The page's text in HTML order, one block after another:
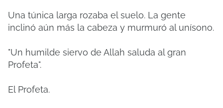
Una túnica larga rozaba el suelo. La gente
inclinó aún más la cabeza y murmuró al unísono.
"Un humilde siervo de Allah saluda al gran
Profeta".
El Profeta.